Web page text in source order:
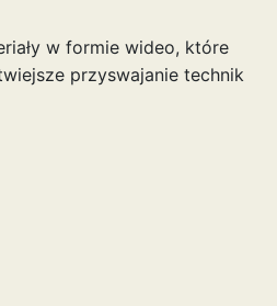
w formie wideo, które
przyswajanie technik